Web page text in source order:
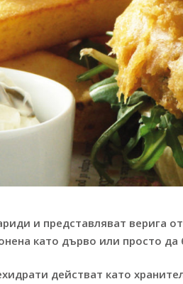
и представляват верига
като дърво или просто да
действат като